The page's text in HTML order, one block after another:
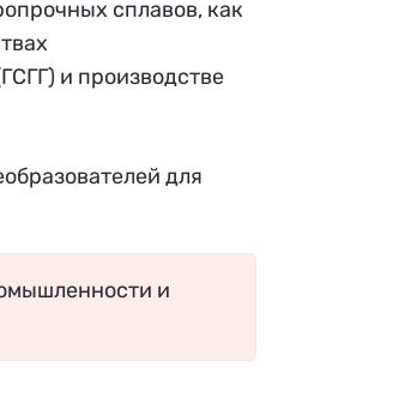
сплавов, как
и производстве
для
и